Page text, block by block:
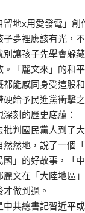
留地x用愛發電」創
子夢裡應該有光，
讓孩子先學會躲
「麗文來」的和
能感同身受這股
硬給予民進黨衝擊
刻的歷史底蘊：
判國民黨人到了
然然地，說了一個
國」的好故事，「
文在「大陸地區
做到過。
共總書記習近平